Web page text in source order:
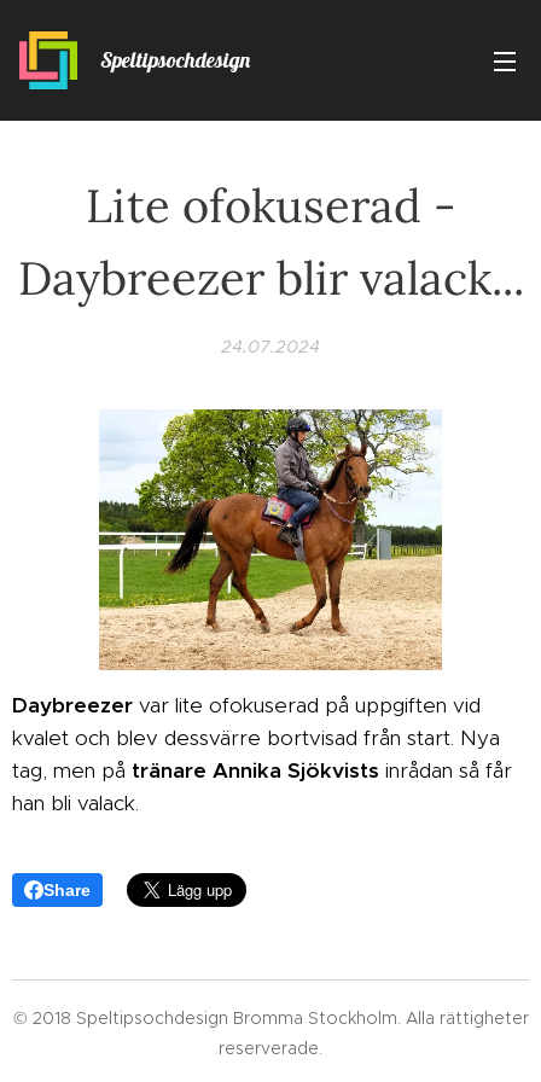
Speltipsochdesign
Lite ofokuserad -
Daybreezer blir valack...
24.07.2024
Daybreezer var lite ofokuserad på uppgiften vid
kvalet och blev dessvärre bortvisad från start. Nya
tag, men på tränare Annika Sjökvists inrådan så får
han bli valack.
Share
© 2018 Speltipsochdesign Bromma Stockholm. Alla rättigheter
reserverade.